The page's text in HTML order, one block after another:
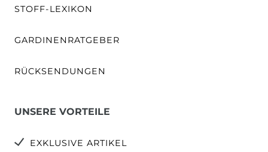
STOFF-LEXIKON
GARDINENRATGEBER
RÜCKSENDUNGEN
UNSERE VORTEILE
EXKLUSIVE ARTIKEL